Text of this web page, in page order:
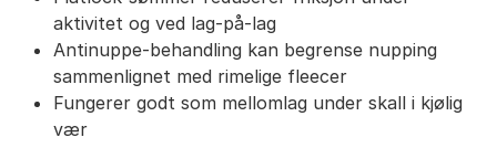
aktivitet og ved lag-på-lag
Antinuppe-behandling kan begrense nupping
sammenlignet med rimelige fleecer
Fungerer godt som mellomlag under skall i kjølig
vær